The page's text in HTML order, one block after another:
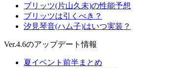
ブリッツ(片山久未)の性能予想
ブリッツは引くべき？
汐見琴音(ハム子)はいつ実装？
Ver.4.6のアップデート情報
夏イベント前半まとめ